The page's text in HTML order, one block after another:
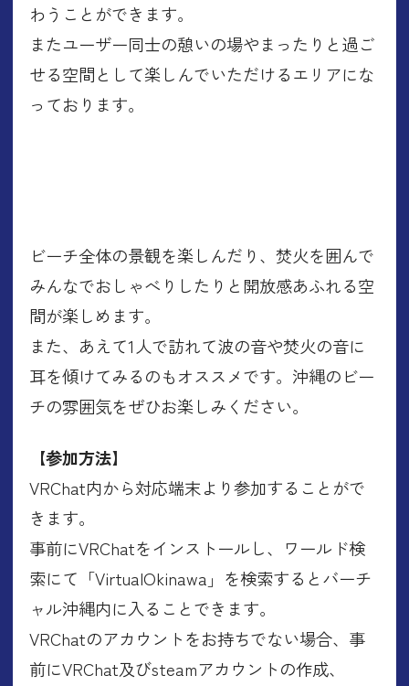
わうことができます。
またユーザー同士の憩いの場やまったりと過ご
せる空間として楽しんでいただけるエリアにな
っております。
ビーチ全体の景観を楽しんだり、焚火を囲んで
みんなでおしゃべりしたりと開放感あふれる空
間が楽しめます。
また、あえて1人で訪れて波の音や焚火の音に
耳を傾けてみるのもオススメです。沖縄のビー
チの雰囲気をぜひお楽しみください。
【参加方法】
VRChat内から対応端末より参加することがで
きます。
事前にVRChatをインストールし、ワールド検
索にて「VirtualOkinawa」を検索するとバーチ
ャル沖縄内に入ることできます。
VRChatのアカウントをお持ちでない場合、事
前にVRChat及びsteamアカウントの作成、